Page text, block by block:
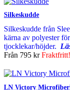
Silkeskudde
Silkeskudde från
kärna av polyester
tjocklekar/höjder.
Från 795 krFraktfritt!
LN Victory